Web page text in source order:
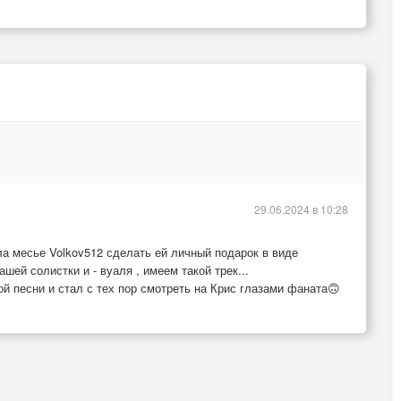
Volkov512 сделать ей личный подарок в виде
солистки и - вуаля , имеем такой трек...
песни и стал с тех пор смотреть на Крис глазами фаната🙃
29.06.2024 в 10:28